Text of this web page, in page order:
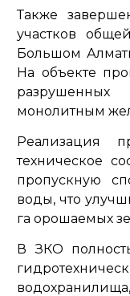
Также
участков
Большом
На объекте
монолитным
Реализация
техническое
пропускную
воды, что
га орошаемых
В ЗКО